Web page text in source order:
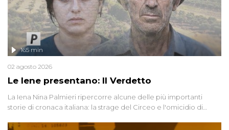
Le Iene presentano: Il Verdetto
165 min
02 agosto 2026
La Iena Nina Palmieri ripercorre alcune delle più importanti
storie di cronaca italiana: la strage del Circeo e l'omicidio di